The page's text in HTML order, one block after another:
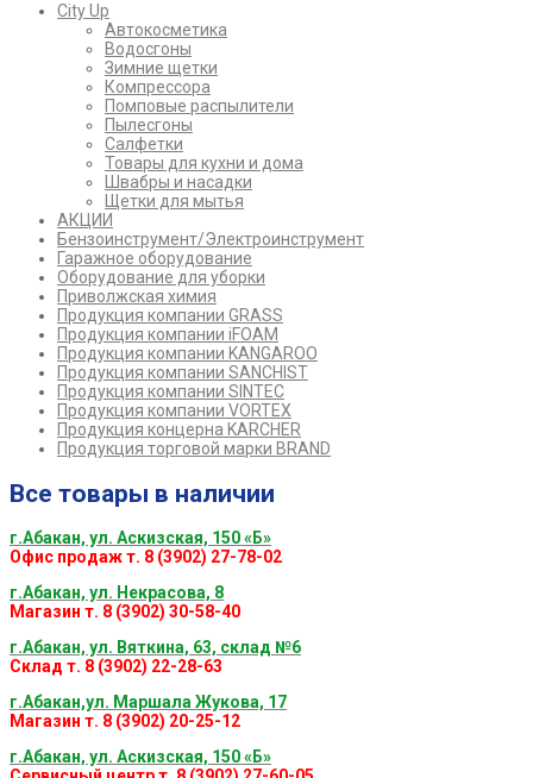
City Up
Автокосметика
Водосгоны
Зимние щетки
Компрессора
Помповые распылители
Пылесгоны
Салфетки
Товары для кухни и дома
Швабры и насадки
Щетки для мытья
АКЦИИ
Бензоинструмент/Электроинструмент
Гаражное оборудование
Оборудование для уборки
Приволжская химия
Продукция компании GRASS
Продукция компании iFOAM
Продукция компании KANGAROO
Продукция компании SANCHIST
Продукция компании SINTEC
Продукция компании VORTEX
Продукция концерна KARCHER
Продукция торговой марки BRAND
Все товары в наличии
г.Абакан, ул. Аскизская, 150 «Б»
Офис продаж т. 8 (3902) 27-78-02
г.Абакан, ул. Некрасова, 8
Магазин т. 8 (3902) 30-58-40
г.Абакан, ул. Вяткина, 63, склад №6
Склад т. 8 (3902) 22-28-63
г.Абакан,ул. Маршала Жукова, 17
Магазин т. 8 (3902) 20-25-12
г.Абакан, ул. Аскизская, 150 «Б»